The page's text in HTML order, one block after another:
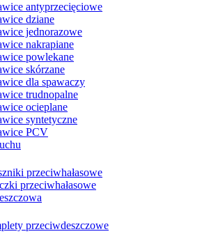
antyprzecięciowe
dziane
jednorazowe
nakrapiane
powlekane
skórzane
dla spawaczy
trudnopalne
ocieplane
syntetyczne
PCV
przeciwhałasowe
przeciwhałasowe
przeciwdeszczowe